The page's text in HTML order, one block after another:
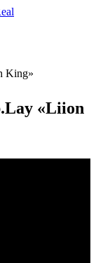
King»
«Liion